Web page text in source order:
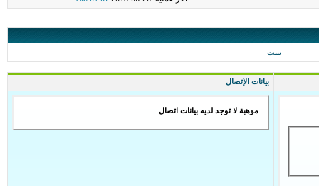
نتنت
بيانات الإتصال
موهبة لا توجد لديه بيانات اتصال